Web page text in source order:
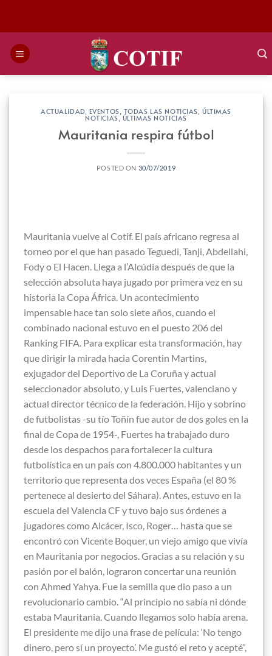
ACTUALIDAD, EVENTOS, TODAS LAS NOTICIAS,ÚLTIMAS
NOTICIAS, ÚLTIMAS NOTICIAS
Mauritania respira fútbol
POSTED ON 30/07/2019
Mauritania vuelve al Cotif. El país africano regresa al
torneo por el que han pasado Teguedi, Tanji, Abdellahi,
Fody o El Hacen. Llega a l’Alcúdia después de que la
selección absoluta haya jugado por primera vez en su
historia la Copa África. Un acontecimiento
impensable hace tan solo siete años, cuando el
combinado nacional estuvo en el puesto 206 del
Ranking FIFA. Para explicar esta transformación, hay
que dirigir la mirada hacia Corentin Martins,
exjugador del Deportivo de La Coruña y actual
seleccionador absoluto, y Luis Fuertes, valenciano y
actual director técnico de la federación. Hijo y sobrino
de futbolistas -su tío Toñín fue autor de dos goles en la
final de Copa de 1954-, Fuertes ha trabajado duro
desde los despachos para fortalecer la cultura
futbolística en un país con 4.800.000 habitantes y un
territorio que representa dos veces España (el 80 %
pertenece al desierto del Sáhara). Antes, estuvo en la
escuela del Valencia CF y tuvo bajo sus órdenes a
jugadores como Alcácer, Isco, Roger… hasta que se
encontró con Vicente Boquer, un viejo amigo que vivía
en Mauritania por negocios. Gracias a su relación y su
pasión por el balón, lograron concertar una reunión
con Ahmed Yahya. Fue la semilla que dio paso a un
revolucionario cambio. “Al principio no sabía ni dónde
estaba Mauritania. Cuando llegamos solo había arena.
El presidente me dijo una frase de película: ‘No tengo
dinero, pero sí un proyecto’. Me gustó el reto y acepté”,